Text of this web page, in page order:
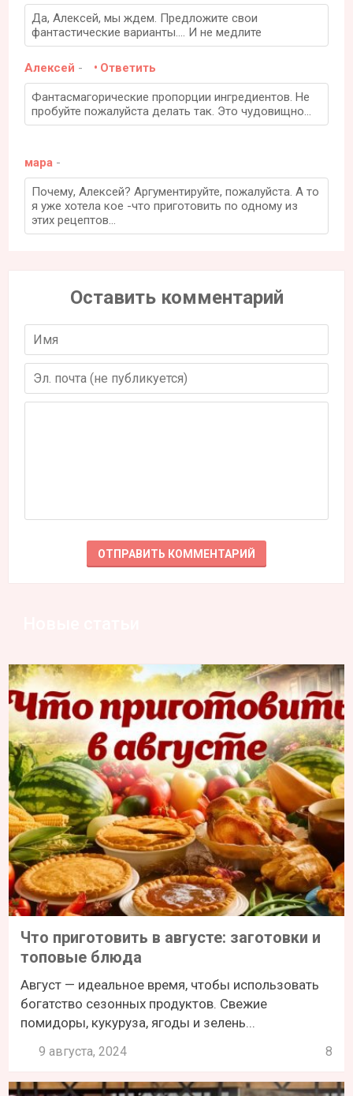
Да, Алексей, мы ждем. Предложите свои
фантастические варианты.... И не медлите
Алексей - Ответить
Фантасмагорические пропорции ингредиентов. Не
пробуйте пожалуйста делать так. Это чудовищно...
мара -
Почему, Алексей? Аргументируйте, пожалуйста. А то
я уже хотела кое -что приготовить по одному из
этих рецептов...
Оставить комментарий
Что приготовить в августе: заготовки и
топовые блюда
Август — идеальное время, чтобы использовать
богатство сезонных продуктов. Свежие
помидоры, кукуруза, ягоды и зелень...
9 августа, 2024 8